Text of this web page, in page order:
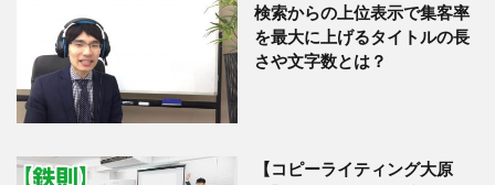
検索からの上位表示で集客率
を最大に上げるタイトルの長
さや文字数とは？
【コピーライティング大原